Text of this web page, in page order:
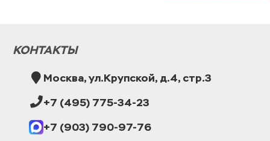
КОНТАКТЫ
Москва, ул.Крупской, д.4, стр.3
+7 (495) 775-34-23
+7 (903) 790-97-76